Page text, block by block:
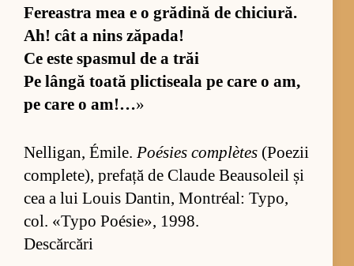
Fe­re­as­tra mea e o gră­dină de chi­ciu­ră.
Ah! cât a nins ză­pa­da!
Ce este spas­mul de a trăi
Pe lângă toată plic­ti­seala pe care o am,
pe care o am!…»
Nel­li­gan, Émi­le. Poé­sies com­plètes (Po­e­zii
com­ple­te), pre­față de Cla­ude Bea­u­so­leil și
cea a lui Lo­uis Dan­tin, Montréal: Ty­po,
col. «Typo Poé­si­e», 1998.
Descărcări